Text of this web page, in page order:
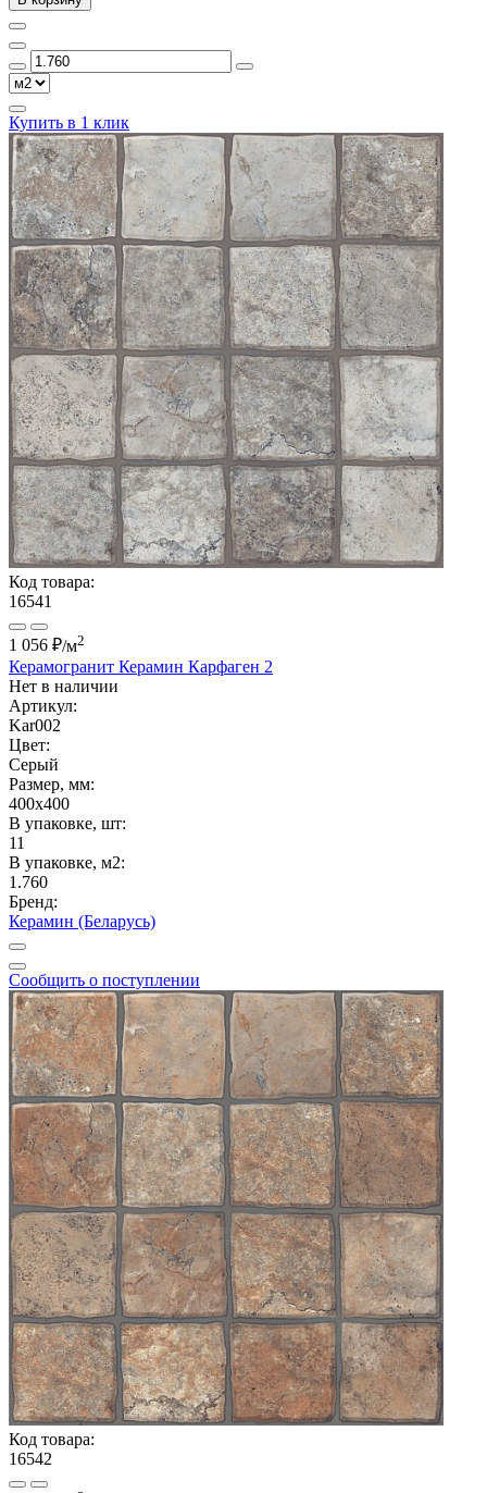
Купить в 1 клик
Код товара:
16541
1 056 ₽/м2
Керамогранит Керамин Карфаген 2
Нет в наличии
Артикул:
Kar002
Цвет:
Серый
Размер, мм:
400x400
В упаковке, шт:
11
В упаковке, м2:
1.760
Бренд:
Керамин (Беларусь)
Сообщить о поступлении
Код товара:
16542